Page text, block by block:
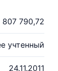
807 790,72
учтенный
24.11.2011